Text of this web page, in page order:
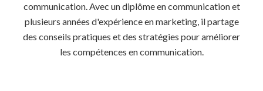
communication. Avec un diplôme en communication et
plusieurs années d'expérience en marketing, il partage
des conseils pratiques et des stratégies pour améliorer
les compétences en communication.